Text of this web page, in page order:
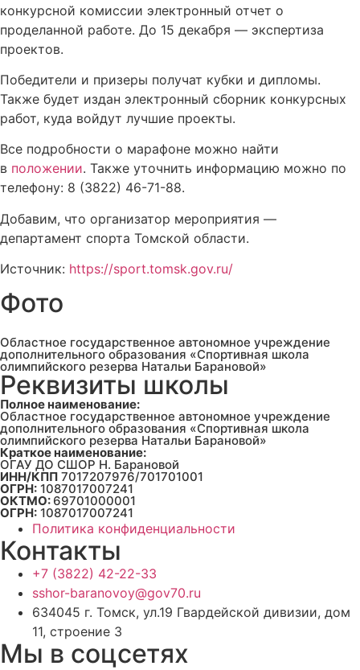
конкурсной комиссии электронный отчет о
проделанной работе. До 15 декабря — экспертиза
проектов.
Победители и призеры получат кубки и дипломы.
Также будет издан электронный сборник конкурсных
работ, куда войдут лучшие проекты.
Все подробности о марафоне можно найти
в положении. Также уточнить информацию можно по
телефону: 8 (3822) 46-71-88.
Добавим, что организатор мероприятия —
департамент спорта Томской области.
Источник: https://sport.tomsk.gov.ru/
Фото
Областное государственное автономное учреждение
дополнительного образования «Спортивная школа
олимпийского резерва Натальи Барановой»
Реквизиты школы
Полное наименование:
Областное государственное автономное учреждение
дополнительного образования «Спортивная школа
олимпийского резерва Натальи Барановой»
Краткое наименование:
ОГАУ ДО СШОР Н. Барановой
ИНН/КПП 7017207976/701701001
ОГРН: 1087017007241
ОКТМО: 69701000001
ОГРН: 1087017007241
Политика конфиденциальности
Контакты
+7 (3822) 42-22-33
sshor-baranovoy@gov70.ru
634045 г. Томск, ул.19 Гвардейской дивизии, дом
11, строение 3
Мы в соцсетях